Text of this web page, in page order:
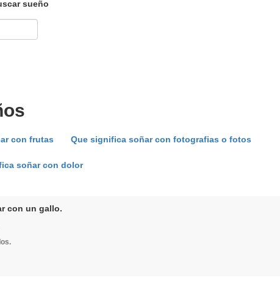
sueño
con frutas Que significa soñar con fotografias o fotos
soñar con dolor
con un gallo.